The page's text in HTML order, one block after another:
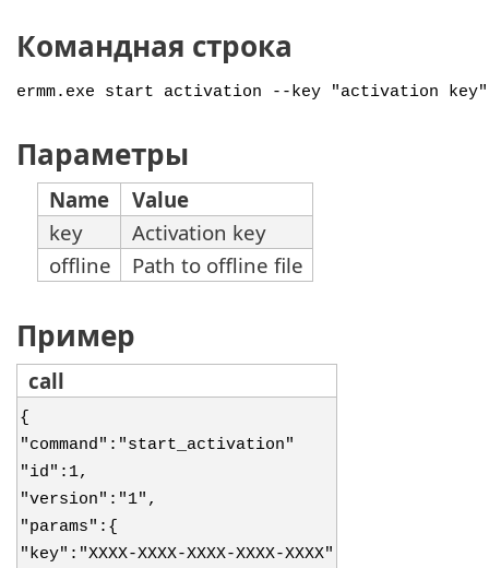
Командная строка
ermm.exe start activation --key "activation
Параметры
Name
Value
key
Activation key
offline
Path to offline file
Пример
call
{
"command":"start_activation"
"id":1,
"version":"1",
"params":{
"key":"XXXX-XXXX-XXXX-XXXX-XXXX"